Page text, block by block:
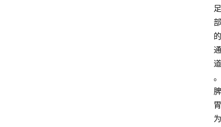
足
部
的
通
道
。
脾
胃
为